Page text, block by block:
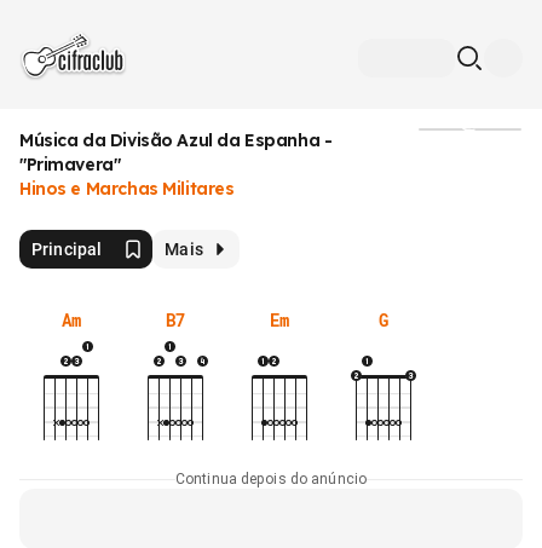
Música da Divisão Azul da Espanha -
"Primavera"
Hinos e Marchas Militares
Principal Mais
Am B7 Em G
Continua depois do anúncio